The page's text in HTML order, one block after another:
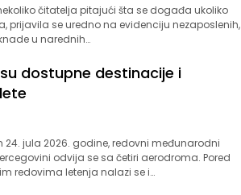
čitatelja pitajući šta se događa ukoliko
prijavila se uredno na evidenciju nezaposlenih,
u narednih…
dostupne destinacije i
jula 2026. godine, redovni međunarodni
odvija se sa četiri aerodroma. Pored
redovima letenja nalazi se i…